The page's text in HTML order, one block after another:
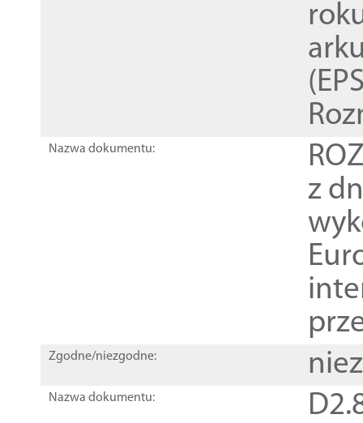
Nazwa dokumentu:
z
Zgodne/niezgodne:
Nazwa dokumentu: